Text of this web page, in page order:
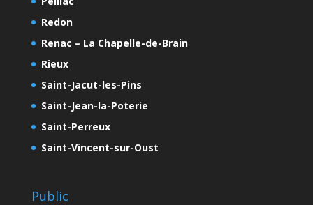
Redon
Renac – La Chapelle-de-Brain
Rieux
Saint-Jacut-les-Pins
Saint-Jean-la-Poterie
Saint-Perreux
Saint-Vincent-sur-Oust
Public